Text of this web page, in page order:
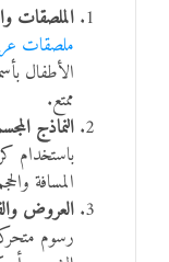
الملصقات
ملصقات
الأطفال
ممتع.
النماذج
باستخدام
المسافة
العروض
رسوم